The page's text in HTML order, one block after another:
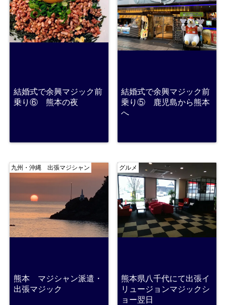
結婚式で余興マジック前
乗り⑥ 熊本の夜
結婚式で余興マジック前
乗り⑤ 鹿児島から熊本
へ
九州・沖縄 出張マジシャン
熊本 マジシャン派遣・
出張マジック
グルメ
熊本県八千代にて出張イ
リュージョンマジックシ
ョー翌日